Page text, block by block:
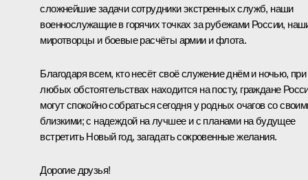
сложнейшие задачи сотрудники экстренных служб, наши
военнослужащие в горячих точках за рубежами России,
миротворцы и боевые расчёты армии и флота.
Благодаря всем, кто несёт своё служение днём и ночью, при
любых обстоятельствах находится на посту, граждане
могут спокойно собраться сегодня у родных очагов со
близкими; с надеждой на лучшее и с планами на будущее
встретить Новый год, загадать сокровенные желания.
Дорогие друзья!